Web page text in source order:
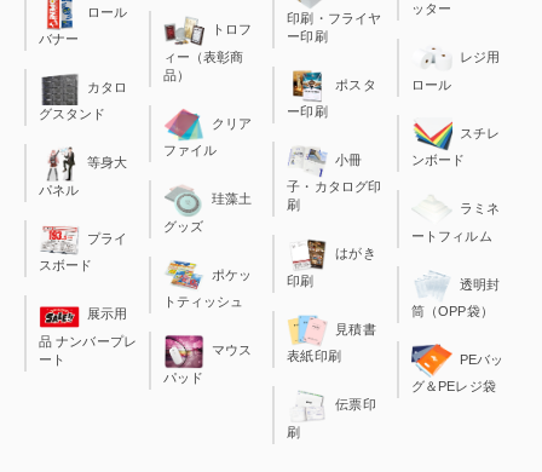
ロール
バナー
カタロ
グスタンド
等身大
パネル
プライ
スボード
展示用
品 ナンバープレ
ート
トロフ
ィー（表彰商
品）
クリア
ファイル
珪藻土
グッズ
ポケッ
トティッシュ
マウス
パッド
印刷・フライヤ
ー印刷
ポスタ
ー印刷
小冊
子・カタログ印
刷
はがき
印刷
見積書
表紙印刷
伝票印
刷
ッター
レジ用
ロール
スチレ
ンボード
ラミネ
ートフィルム
透明封
筒（OPP袋）
PEバッ
グ＆PEレジ袋